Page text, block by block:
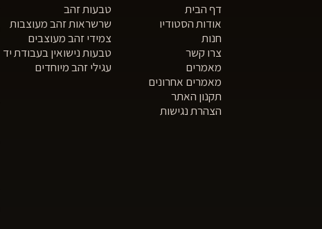
דף הבית
אודות הסטודיו
חנות
צרו קשר
מאמרים
מאמרים אחרונים
תקנון האתר
הצהרת נגישות
טבעות זהב
שרשראות זהב מעוצבות
צמידי זהב מעוצבים
טבעות נישואין בעבודת יד
עגילי זהב מיוחדים